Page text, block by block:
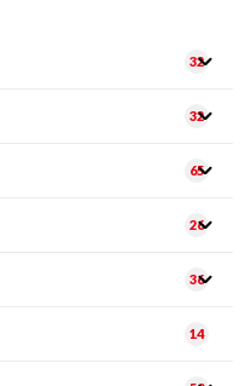
32
32
65
26
36
14